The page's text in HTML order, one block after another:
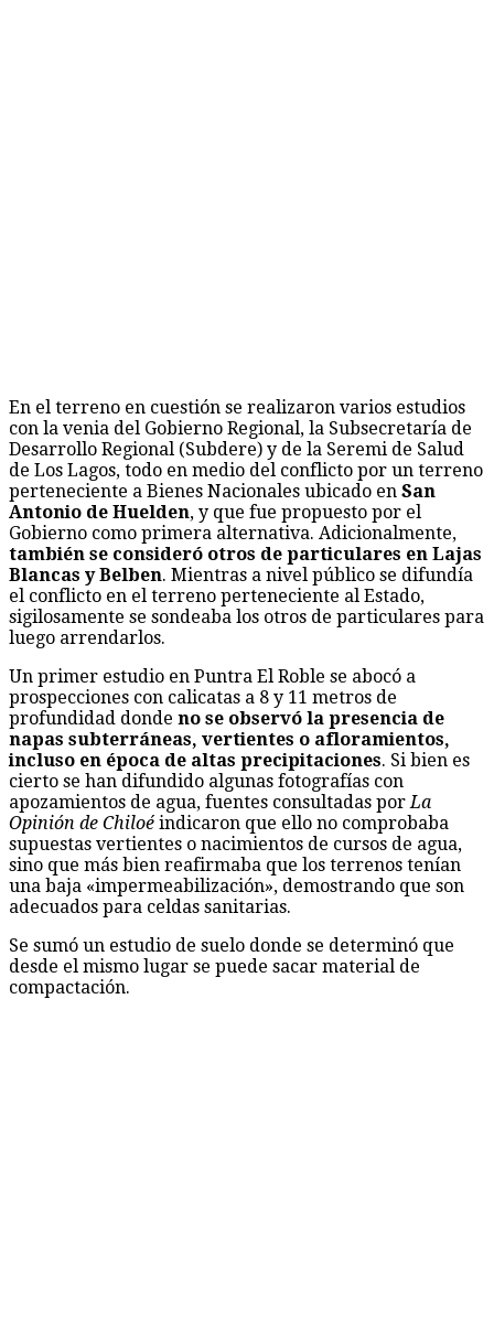
En el terreno en cuestión se realizaron varios estudios
con la venia del Gobierno Regional, la Subsecretaría de
Desarrollo Regional (Subdere) y de la Seremi de Salud
de Los Lagos, todo en medio del conflicto por un terreno
perteneciente a Bienes Nacionales ubicado en San
Antonio de Huelden, y que fue propuesto por el
Gobierno como primera alternativa. Adicionalmente,
también se consideró otros de particulares en Lajas
Blancas y Belben. Mientras a nivel público se difundía
el conflicto en el terreno perteneciente al Estado,
sigilosamente se sondeaba los otros de particulares para
luego arrendarlos.
Un primer estudio en Puntra El Roble se abocó a
prospecciones con calicatas a 8 y 11 metros de
profundidad donde no se observó la presencia de
napas subterráneas, vertientes o afloramientos,
incluso en época de altas precipitaciones. Si bien es
cierto se han difundido algunas fotografías con
apozamientos de agua, fuentes consultadas por La
Opinión de Chiloé indicaron que ello no comprobaba
supuestas vertientes o nacimientos de cursos de agua,
sino que más bien reafirmaba que los terrenos tenían
una baja «impermeabilización», demostrando que son
adecuados para celdas sanitarias.
Se sumó un estudio de suelo donde se determinó que
desde el mismo lugar se puede sacar material de
compactación.